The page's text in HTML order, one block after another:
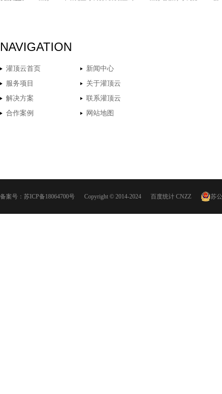
NAVIGATION
灌顶云首页
新闻中心
服务项目
关于灌顶云
解决方案
联系灌顶云
合作案例
网站地图
备案号： 苏ICP备18064700号 Copyright © 2014-2024 百度统计 CNZZ 苏